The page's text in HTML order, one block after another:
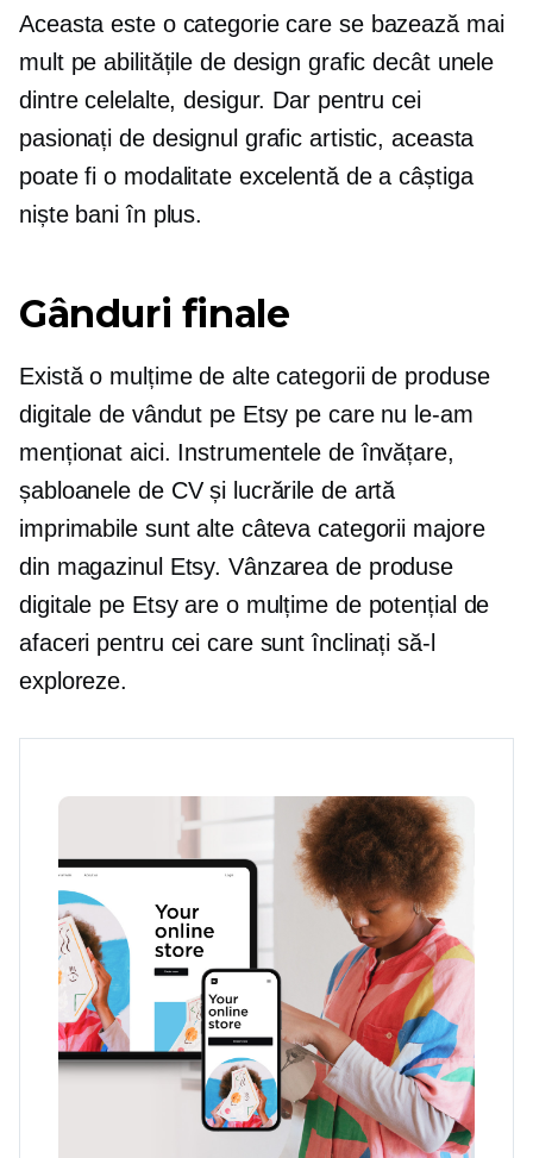
Aceasta este o categorie care se bazează mai
mult pe abilitățile de design grafic decât unele
dintre celelalte, desigur. Dar pentru cei
pasionați de designul grafic artistic, aceasta
poate fi o modalitate excelentă de a câștiga
niște bani în plus.
Gânduri finale
Există o mulțime de alte categorii de produse
digitale de vândut pe Etsy pe care nu le-am
menționat aici. Instrumentele de învățare,
șabloanele de CV și lucrările de artă
imprimabile sunt alte câteva categorii majore
din magazinul Etsy. Vânzarea de produse
digitale pe Etsy are o mulțime de potențial de
afaceri pentru cei care sunt înclinați să-l
exploreze.